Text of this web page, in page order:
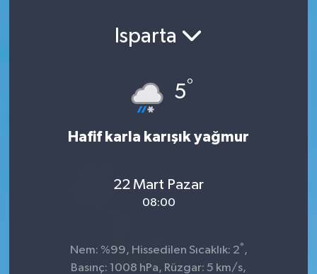
Isparta
5°
Hafif karla karışık yağmur
22 Mart Pazar
08:00
Nem: %99, Hissedilen Sıcaklık: 2° ,
Basınç: 1008 hPa, Rüzgar: 5 km/s,